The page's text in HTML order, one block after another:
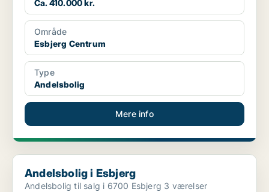
Ca. 410.000 kr.
Område
Esbjerg Centrum
Type
Andelsbolig
Mere info
Andelsbolig i Esbjerg
Andelsbolig i Esbjerg
Andelsbolig til salg i 6700 Esbjerg 3 værelser